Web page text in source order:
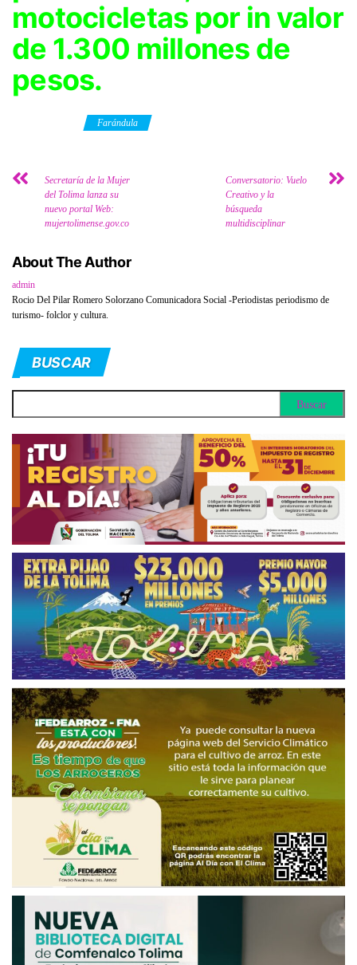
motocicletas por in valor
de 1.300 millones de
pesos.
Farándula
Secretaría de la Mujer
del Tolima lanza su
nuevo portal Web:
mujertolimense.gov.co
Conversatorio: Vuelo
Creativo y la
búsqueda
multidisciplinar
About The Author
admin
Rocio Del Pilar Romero Solorzano Comunicadora Social -Periodistas periodismo de
turismo- folclor y cultura.
BUSCAR